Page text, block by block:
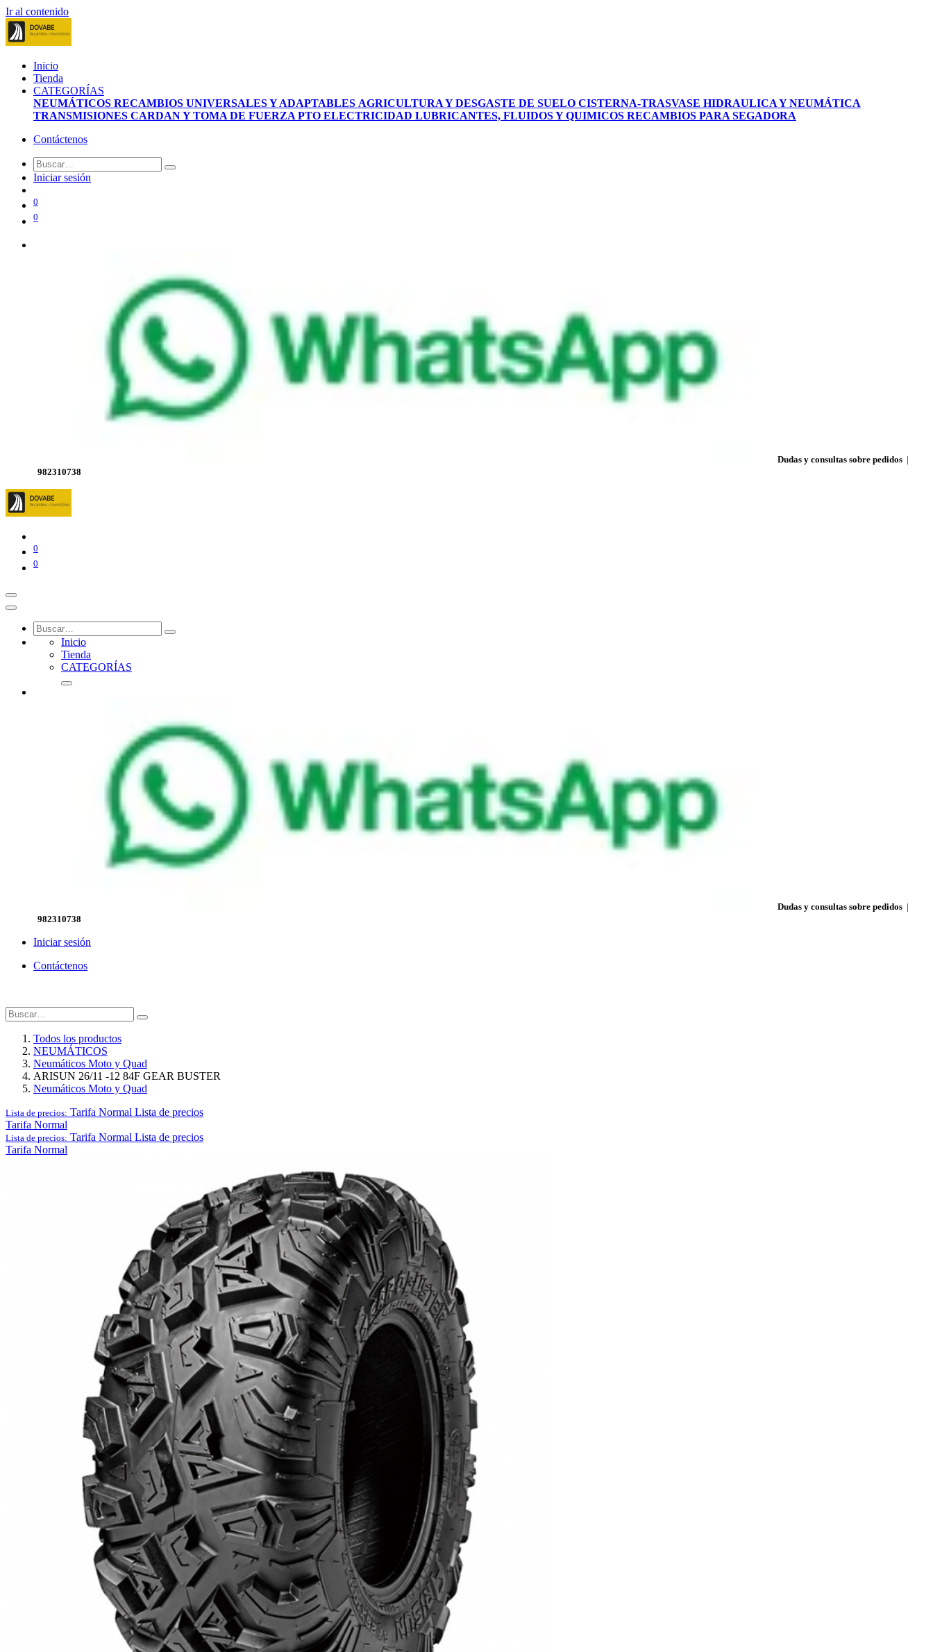
Ir al contenido
Inicio
Tienda
CATEGORÍAS
NEUMÁTICOS RECAMBIOS UNIVERSALES Y ADAPTABLES AGRICULTURA Y DESGASTE DE SUELO CISTERNA-TRASVASE HIDRAULICA Y NEUMÁTICA
TRANSMISIONES CARDAN Y TOMA DE FUERZA PTO ELECTRICIDAD LUBRICANTES, FLUIDOS Y QUIMICOS RECAMBIOS PARA SEGADORA
Contáctenos
Iniciar sesión
0
0
Dudas y consultas sobre pedidos |
982310738
0
0
Inicio
Tienda
CATEGORÍAS
Dudas y consultas sobre pedidos |
982310738
Iniciar sesión
Contáctenos
Todos los productos
NEUMÁTICOS
Neumáticos Moto y Quad
ARISUN 26/11 -12 84F GEAR BUSTER
Neumáticos Moto y Quad
Lista de precios: Tarifa Normal Lista de precios
Tarifa Normal
Lista de precios: Tarifa Normal Lista de precios
Tarifa Normal